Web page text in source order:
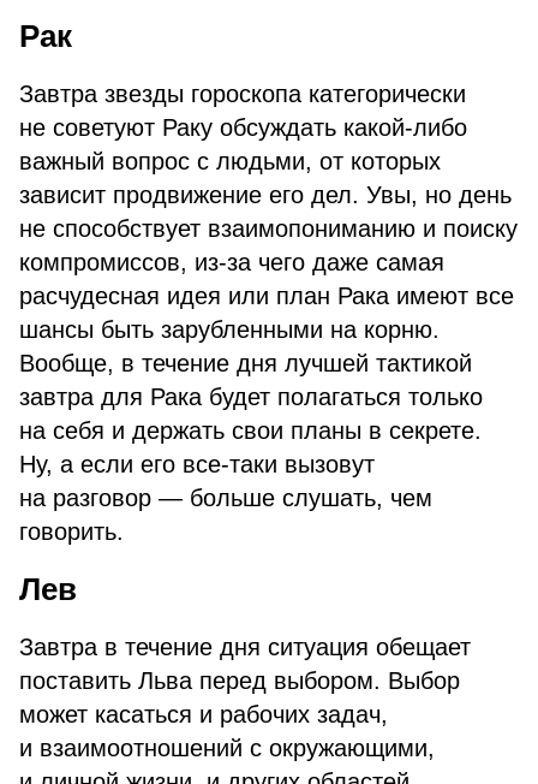
Рак
Завтра звезды гороскопа категорически
не советуют Раку обсуждать какой-либо
важный вопрос с людьми, от которых
зависит продвижение его дел. Увы, но день
не способствует взаимопониманию и поиску
компромиссов, из-за чего даже самая
расчудесная идея или план Рака имеют все
шансы быть зарубленными на корню.
Вообще, в течение дня лучшей тактикой
завтра для Рака будет полагаться только
на себя и держать свои планы в секрете.
Ну, а если его все-таки вызовут
на разговор — больше слушать, чем
говорить.
Лев
Завтра в течение дня ситуация обещает
поставить Льва перед выбором. Выбор
может касаться и рабочих задач,
и взаимоотношений с окружающими,